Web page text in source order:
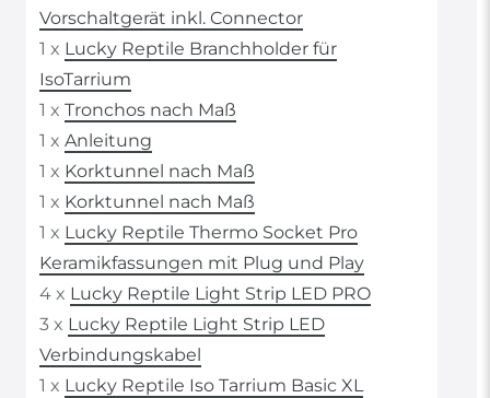
Vorschaltgerät inkl. Connector
1 x Lucky Reptile Branchholder für
IsoTarrium
1 x Tronchos nach Maß
1 x Anleitung
1 x Korktunnel nach Maß
1 x Korktunnel nach Maß
1 x Lucky Reptile Thermo Socket Pro
Keramikfassungen mit Plug und Play
4 x Lucky Reptile Light Strip LED PRO
3 x Lucky Reptile Light Strip LED
Verbindungskabel
1 x Lucky Reptile Iso Tarrium Basic XL